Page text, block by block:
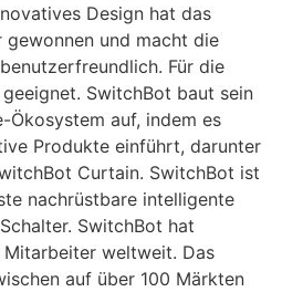
Design hat das
und macht die
Für die
SwitchBot baut sein
Ökosystem auf, indem es
Produkte einführt, darunter
Curtain. SwitchBot ist
nachrüstbare intelligente
SwitchBot hat
weltweit. Das
auf über 100 Märkten